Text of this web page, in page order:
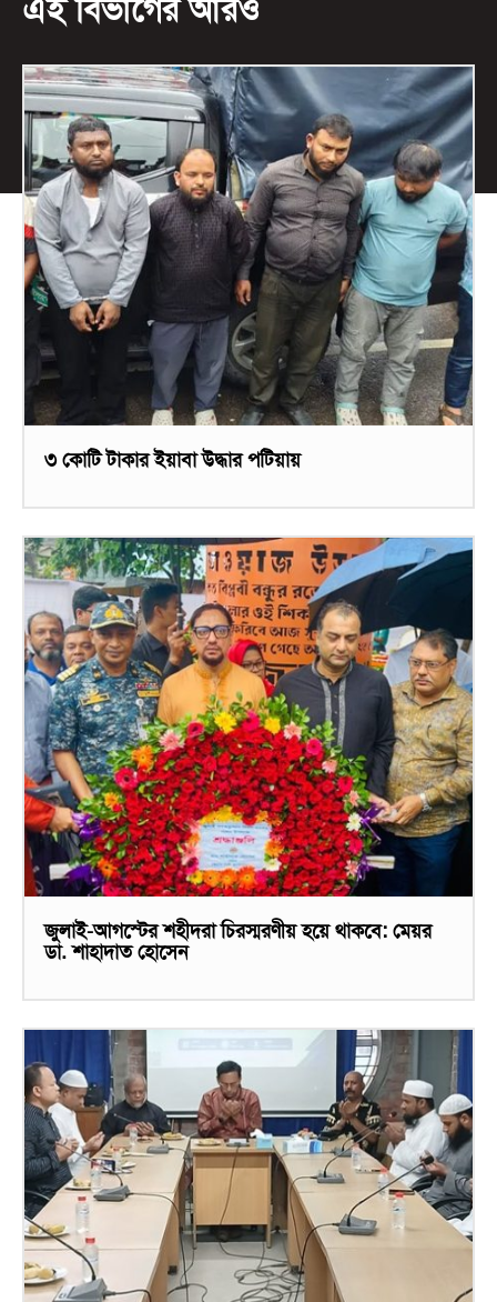
এই বিভাগের আরও
৩ কোটি টাকার ইয়াবা উদ্ধার পটিয়ায়
জুলাই-আগস্টের শহীদরা চিরস্মরণীয় হয়ে থাকবে: মেয়র
ডা. শাহাদাত হোসেন